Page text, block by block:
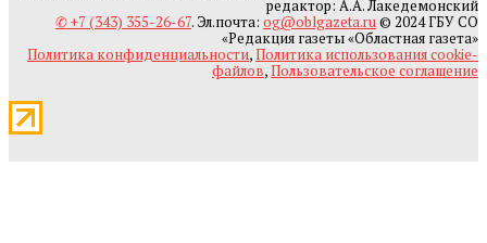
редактор: А.А. Лакедемонский
✆ +7 (343) 355-26-67. Эл.почта: og@oblgazeta.ru© 2024 ГБУ СО
«Редакция газеты «Областная газета»
Политика конфиденциальности,Политика использования cookie-
файлов,Пользовательское соглашение